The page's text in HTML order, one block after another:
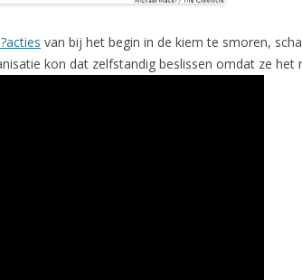
van bij het begin in de kiem te smoren,
kon dat zelfstandig beslissen omdat ze het